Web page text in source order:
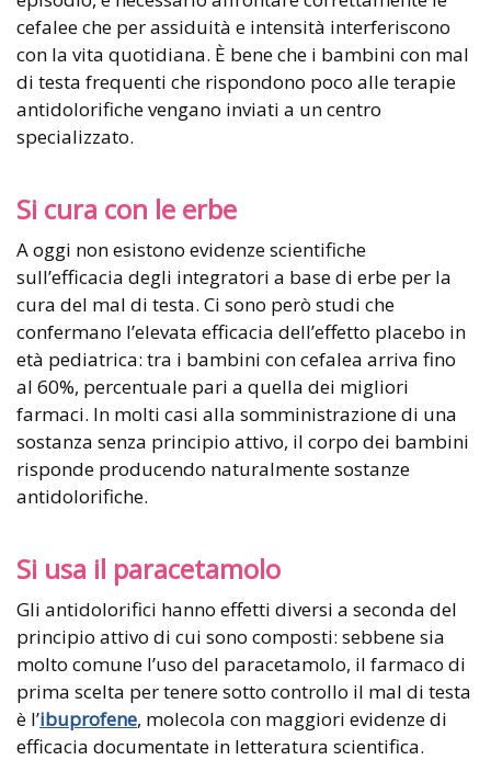
cefalee che per assiduità e intensità interferiscono
con la vita quotidiana. È bene che i bambini con mal
di testa frequenti che rispondono poco alle terapie
antidolorifiche vengano inviati a un centro
specializzato.
Si cura con le erbe
A oggi non esistono evidenze scientifiche
sull’efficacia degli integratori a base di erbe per la
cura del mal di testa. Ci sono però studi che
confermano l’elevata efficacia dell’effetto placebo in
età pediatrica: tra i bambini con cefalea arriva fino
al 60%, percentuale pari a quella dei migliori
farmaci. In molti casi alla somministrazione di una
sostanza senza principio attivo, il corpo dei bambini
risponde producendo naturalmente sostanze
antidolorifiche.
Si usa il paracetamolo
Gli antidolorifici hanno effetti diversi a seconda del
principio attivo di cui sono composti: sebbene sia
molto comune l’uso del paracetamolo, il farmaco di
prima scelta per tenere sotto controllo il mal di testa
è l’ibuprofene, molecola con maggiori evidenze di
efficacia documentate in letteratura scientifica.